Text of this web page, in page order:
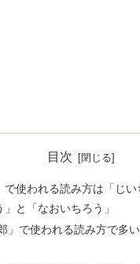
目次
で使われる読み方は「じ
」と「なおいちろう」
」で使われる読み方で多